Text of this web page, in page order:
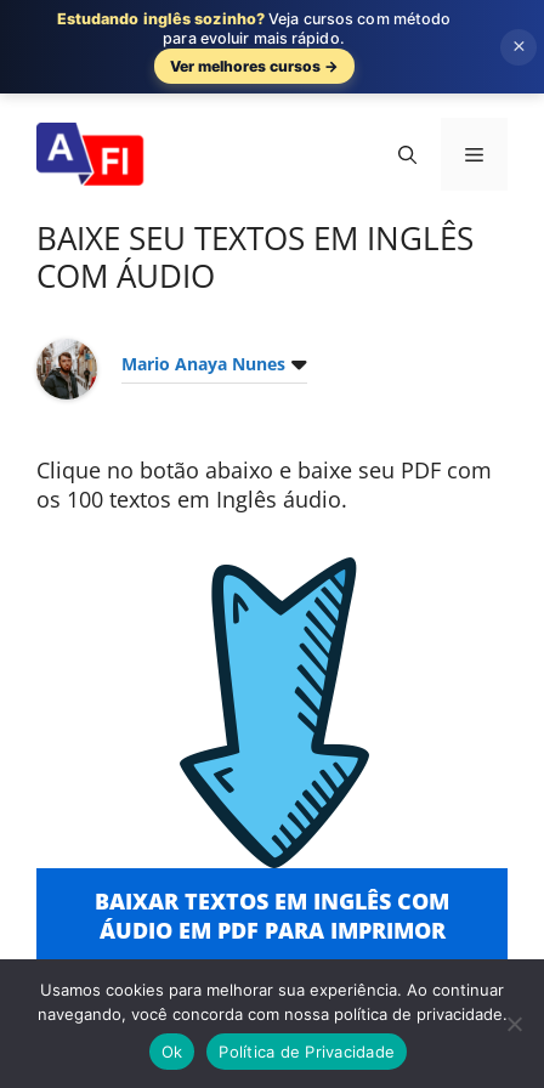
para
conteúdo
Menu
BAIXE SEU TEXTOS EM INGLÊS
COM ÁUDIO
Mario Anaya Nunes
Clique no botão abaixo e baixe seu PDF com
os 100 textos em Inglês áudio.
BAIXAR TEXTOS EM INGLÊS COM
ÁUDIO EM PDF PARA IMPRIMOR
© 2026 Aprenda Falar Inglês• Built withGeneratePress
Usamos cookies para melhorar sua experiência. Ao continuar
navegando, você concorda com nossa política de privacidade.
Ok
Política de Privacidade
Estudando inglês sozinho? Veja cursos com método
para evoluir mais rápido.
Ver melhores cursos →
×